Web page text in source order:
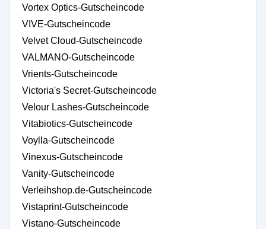
Vortex Optics-Gutscheincode
VIVE-Gutscheincode
Velvet Cloud-Gutscheincode
VALMANO-Gutscheincode
Vrients-Gutscheincode
Victoria's Secret-Gutscheincode
Velour Lashes-Gutscheincode
Vitabiotics-Gutscheincode
Voylla-Gutscheincode
Vinexus-Gutscheincode
Vanity-Gutscheincode
Verleihshop.de-Gutscheincode
Vistaprint-Gutscheincode
Vistano-Gutscheincode